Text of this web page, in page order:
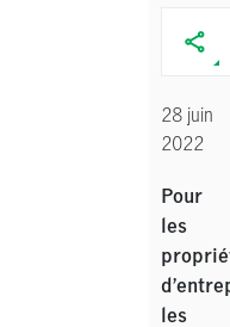
28 juin
2022
Pour
les
les